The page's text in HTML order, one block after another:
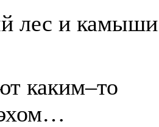
лес и
каким–то